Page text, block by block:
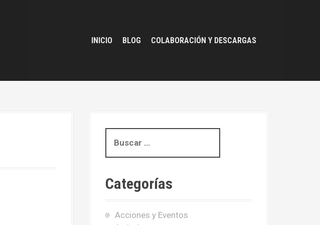
INICIO BLOG COLABORACIÓN Y DESCARGAS
s
a
Categorías
Acciones y Eventos